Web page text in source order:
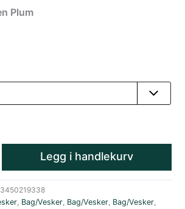
Plum
Legg i handlekurv
, Bag/Vesker, Bag/Vesker, Bag/Vesker,